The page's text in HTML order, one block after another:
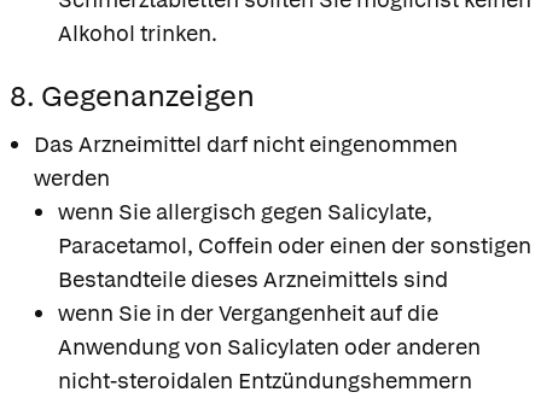
Alkohol trinken.
8. Gegenanzeigen
Das Arzneimittel darf nicht eingenommen
werden
wenn Sie allergisch gegen Salicylate,
Paracetamol, Coffein oder einen der sonstigen
Bestandteile dieses Arzneimittels sind
wenn Sie in der Vergangenheit auf die
Anwendung von Salicylaten oder anderen
nicht-steroidalen Entzündungshemmern